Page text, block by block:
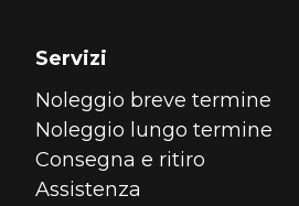
Servizi
Noleggio breve termine
Noleggio lungo termine
Consegna e ritiro
Assistenza